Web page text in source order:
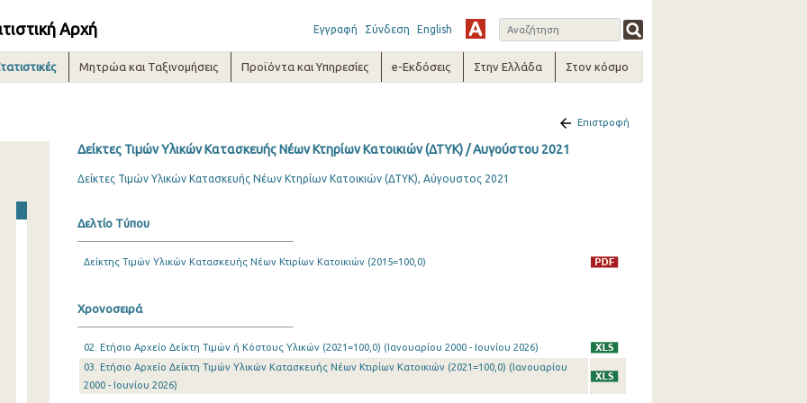
Αρχή Εγγραφή Σύνδεση English
Μητρώα και Ταξινομήσεις Προϊόντα και Υπηρεσίες e-Εκδόσεις Στην Ελλάδα Στον κόσμο
Επιστροφή
Δείκτες Τιμών Υλικών Κατασκευής Νέων Κτηρίων Κατοικιών (ΔΤΥΚ) / Αυγούστου 2021
Δείκτες Τιμών Υλικών Κατασκευής Νέων Κτηρίων Κατοικιών (ΔΤΥΚ), Αύγουστος 2021
Δελτίο Τύπου
Δείκτης Τιμών Υλικών Κατασκευής Νέων Κτιρίων Κατοικιών (2015=100,0)
Χρονοσειρά
02. Ετήσιο Αρχείο Δείκτη Τιμών ή Κόστους Υλικών (2021=100,0) (Ιανουαρίου 2000 - Ιουνίου 2026)
03. Ετήσιο Αρχείο Δείκτη Τιμών Υλικών Κατασκευής Νέων Κτιρίων Κατοικιών (2021=100,0) (Ιανουαρίου
2000 - Ιουνίου 2026)